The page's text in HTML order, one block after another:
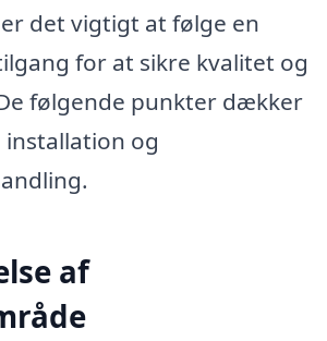
det vigtigt at følge en
for at sikre kvalitet og
følgende punkter dækker
og
af